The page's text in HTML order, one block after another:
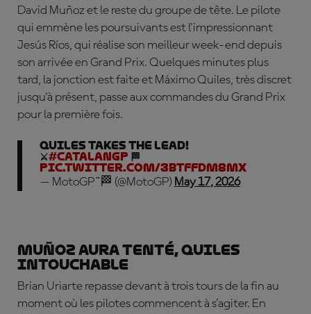
David Muñoz et le reste du groupe de tête. Le pilote
qui emmène les poursuivants est l'impressionnant
Jesús Ríos, qui réalise son meilleur week-end depuis
son arrivée en Grand Prix. Quelques minutes plus
tard, la jonction est faite et Máximo Quiles, très discret
jusqu'à présent, passe aux commandes du Grand Prix
pour la première fois.
Quiles takes the lead!
⚔️#CatalanGP 🏁
pic.twitter.com/3btFFDM8MX
— MotoGP™🏁 (@MotoGP) May 17, 2026
Muñoz aura tenté, Quiles
intouchable
Brian Uriarte repasse devant à trois tours de la fin au
moment où les pilotes commencent à s'agiter. En